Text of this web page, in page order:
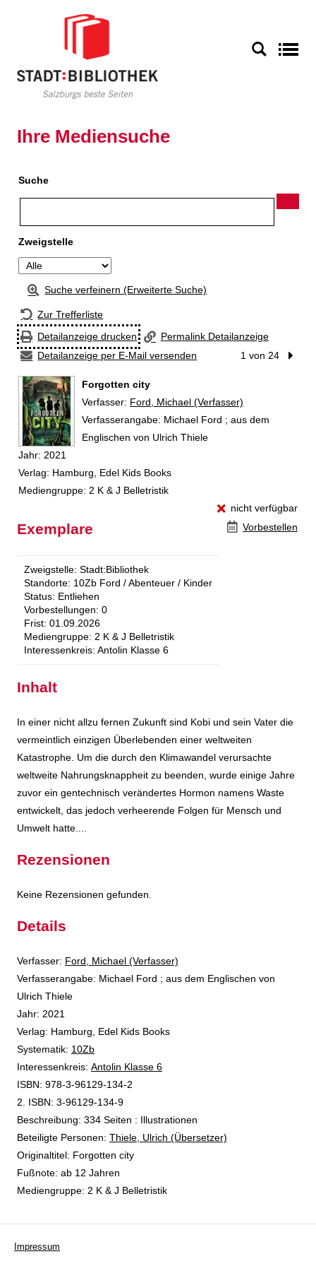
Ihre Mediensuche
Suche
Zweigstelle
Suche verfeinern (Erweiterte Suche)
Zur Trefferliste
Detailanzeige drucken
Permalink Detailanzeige
Detailanzeige per E-Mail versenden
1 von 24
Forgotten city
Verfasser: Suche nach diesem Verfasser
Ford, Michael (Verfasser)
Verfasserangabe: Michael Ford ; aus dem
Englischen von Ulrich Thiele
Jahr: 2021
Verlag: Hamburg, Edel Kids Books
Mediengruppe: 2 K & J Belletristik
nicht verfügbar
Vorbestellen
Exemplare
Zweigstelle: Stadt:Bibliothek
Standorte: 10Zb Ford / Abenteuer / Kinder
Status: Entliehen
Vorbestellungen: 0
Frist: 01.09.2026
Mediengruppe: 2 K & J Belletristik
Interessenkreis: Antolin Klasse 6
Inhalt
In einer nicht allzu fernen Zukunft sind Kobi und sein Vater die
vermeintlich einzigen Überlebenden einer weltweiten
Katastrophe. Um die durch den Klimawandel verursachte
weltweite Nahrungsknappheit zu beenden, wurde einige Jahre
zuvor ein gentechnisch verändertes Hormon namens Waste
entwickelt, das jedoch verheerende Folgen für Mensch und
Umwelt hatte....
Rezensionen
Keine Rezensionen gefunden.
Details
Verfasser: Suche nach diesem Verfasser
Ford, Michael (Verfasser)
Verfasserangabe: Michael Ford ; aus dem Englischen von
Ulrich Thiele
Jahr: 2021
Verlag: Hamburg, Edel Kids Books
opens in new tab
Diesen Link in neuem Tab öffnen
Systematik: Suche nach dieser Systematik
10Zb
Interessenkreis: Suche nach diesem Interessenskreis
Antolin Klasse 6
ISBN: 978-3-96129-134-2
2. ISBN: 3-96129-134-9
Beschreibung: 334 Seiten : Illustrationen
Beteiligte Personen: Suche nach dieser Beteiligten Person
Thiele, Ulrich (Übersetzer)
Originaltitel: Forgotten city
Fußnote: ab 12 Jahren
Mediengruppe: 2 K & J Belletristik
Impressum